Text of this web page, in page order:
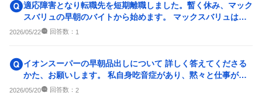
適応障害となり転職先を短期離職しました。暫く休み、マック
スバリュの早朝のバイトから始めます。 マックスバリュはバ
イトから社員になること...
2026/05/22 回答数： 1
イオンスーパーの早朝品出しについて 詳しく答えてくださる
かた、お願いします。 私自身吃音症があり、黙々と仕事がで
きるかなと思い、イオン...
2026/05/20 回答数： 2